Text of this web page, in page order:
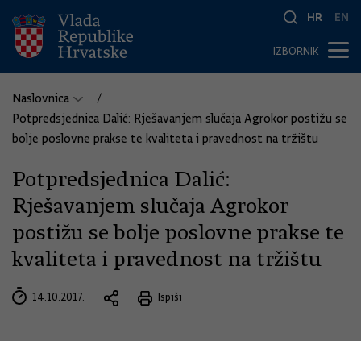
HR EN
IZBORNIK
Naslovnica
Potpredsjednica Dalić: Rješavanjem slučaja Agrokor postižu se
bolje poslovne prakse te kvaliteta i pravednost na tržištu
Potpredsjednica Dalić:
Rješavanjem slučaja Agrokor
postižu se bolje poslovne prakse te
kvaliteta i pravednost na tržištu
14.10.2017. Ispiši